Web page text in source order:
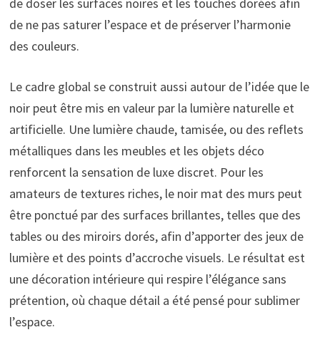
de doser les surfaces noires et les touches dorées afin
de ne pas saturer l’espace et de préserver l’harmonie
des couleurs.
Le cadre global se construit aussi autour de l’idée que le
noir peut être mis en valeur par la lumière naturelle et
artificielle. Une lumière chaude, tamisée, ou des reflets
métalliques dans les meubles et les objets déco
renforcent la sensation de luxe discret. Pour les
amateurs de textures riches, le noir mat des murs peut
être ponctué par des surfaces brillantes, telles que des
tables ou des miroirs dorés, afin d’apporter des jeux de
lumière et des points d’accroche visuels. Le résultat est
une décoration intérieure qui respire l’élégance sans
prétention, où chaque détail a été pensé pour sublimer
l’espace.